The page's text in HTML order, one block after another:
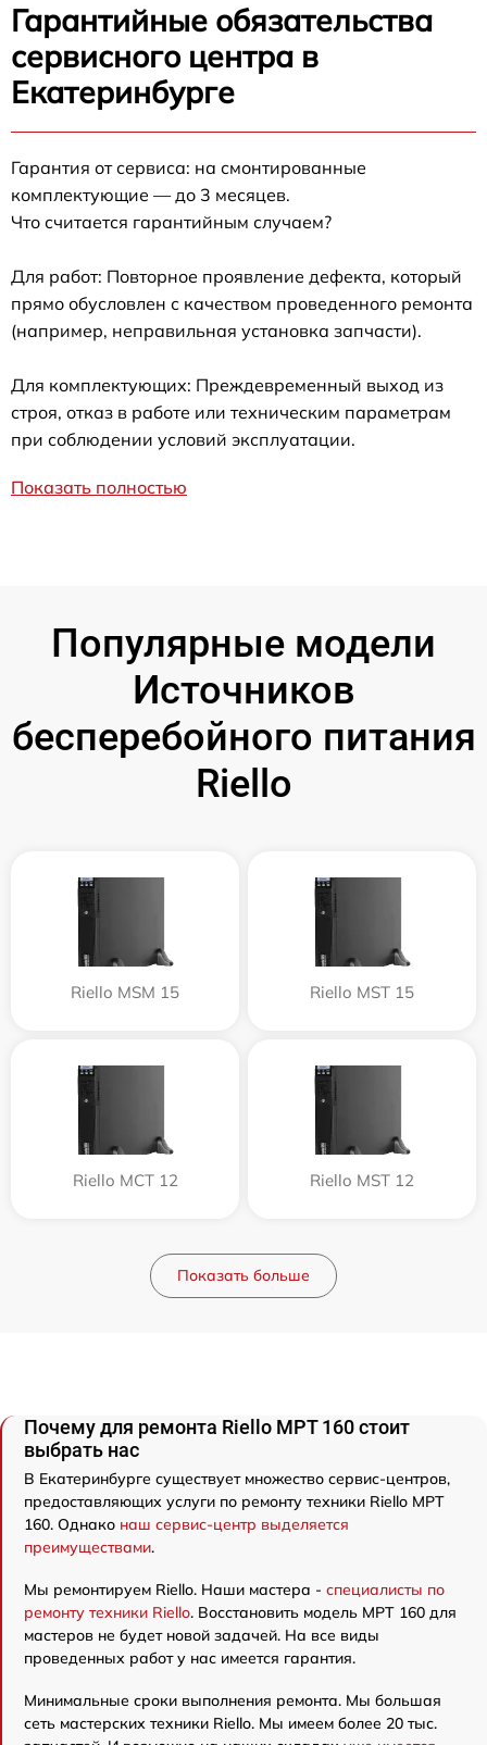
Гарантийные обязательства
сервисного центра в
Екатеринбурге
Гарантия от сервиса: на смонтированные
комплектующие — до 3 месяцев.
Что считается гарантийным случаем?
Для работ: Повторное проявление дефекта, который
прямо обусловлен с качеством проведенного ремонта
(например, неправильная установка запчасти).
Для комплектующих: Преждевременный выход из
строя, отказ в работе или техническим параметрам
при соблюдении условий эксплуатации.
Показать полностью
Популярные модели
Источников
бесперебойного питания
Riello
Riello MSM 15 Riello MST 15
Riello MCT 12 Riello MST 12
Показать больше
Почему для ремонта Riello MPT 160 стоит
выбрать нас
В Екатеринбурге существует множество сервис-центров,
предоставляющих услуги по ремонту техники Riello MPT
160. Однако наш сервис-центр выделяется
преимуществами.
Мы ремонтируем Riello. Наши мастера - специалисты по
ремонту техники Riello. Восстановить модель MPT 160 для
мастеров не будет новой задачей. На все виды
проведенных работ у нас имеется гарантия.
Минимальные сроки выполнения ремонта. Мы большая
сеть мастерских техники Riello. Мы имеем более 20 тыс.